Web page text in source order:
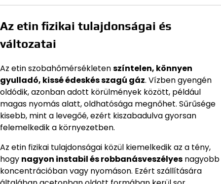
Az etin fizikai tulajdonságai és
változatai
Az etin szobahőmérsékletenszíntelen, könnyen
gyulladó, kissé édeskés szagú gáz. Vízben gyengén
oldódik, azonban adott körülmények között, például
magas nyomás alatt, oldhatósága megnőhet. Sűrűsége
kisebb, mint a levegőé, ezért kiszabadulva gyorsan
felemelkedik a környezetben.
Az etin fizikai tulajdonságai közül kiemelkedik az a tény,
hogy nagyon instabil és robbanásveszélyes nagyobb
koncentrációban vagy nyomáson. Ezért szállítására